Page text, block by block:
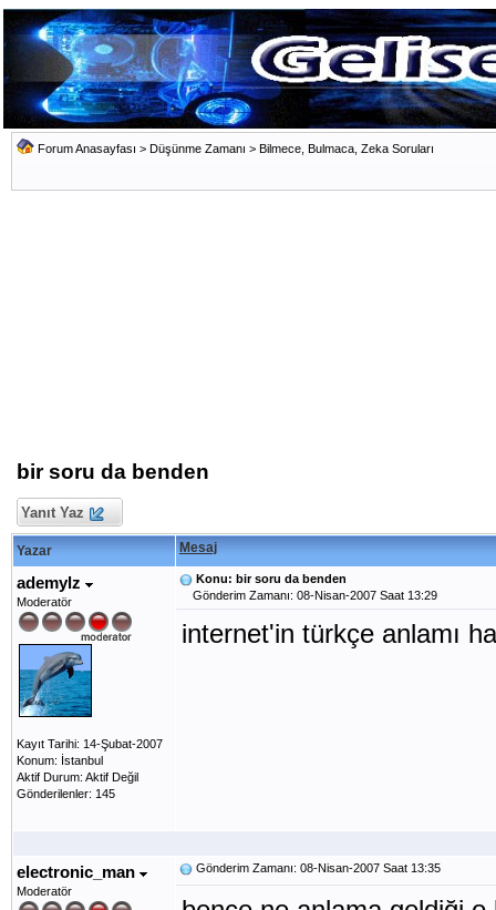
Forum Anasayfası > Düşünme Zamanı > Bilmece, Bulmaca, Zeka Soruları
bir soru da benden
Yanıt Yaz
Yazar Mesaj
ademylz
Moderatör
Kayıt Tarihi: 14-Şubat-2007
Konum: İstanbul
Aktif Durum: Aktif Değil
Gönderilenler: 145
Konu: bir soru da benden
Gönderim Zamanı: 08-Nisan-2007 Saat 13:29
internet'in türkçe anlamı
electronic_man
Moderatör
Gönderim Zamanı: 08-Nisan-2007 Saat 13:35